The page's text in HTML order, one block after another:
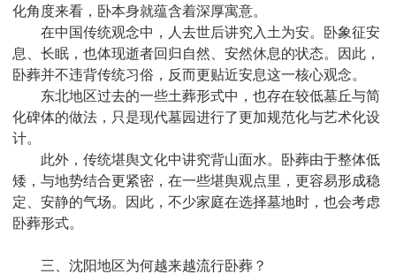
化角度来看，卧本身就蕴含着深厚寓意。
在中国传统观念中，人去世后讲究入土为安。卧象征安
息、长眠，也体现逝者回归自然、安然休息的状态。因此，
卧葬并不违背传统习俗，反而更贴近安息这一核心观念。
东北地区过去的一些土葬形式中，也存在较低墓丘与简
化碑体的做法，只是现代墓园进行了更加规范化与艺术化设
计。
此外，传统堪舆文化中讲究背山面水。卧葬由于整体低
矮，与地势结合更紧密，在一些堪舆观点里，更容易形成稳
定、安静的气场。因此，不少家庭在选择墓地时，也会考虑
卧葬形式。
三、沈阳地区为何越来越流行卧葬？